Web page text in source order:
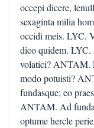
occepi dicere,
sexaginta milia
occidi meis. LYC.
dico quidem. LYC.
volatici? ANTAM.
modo potuisti?
fundasque; eo
ANTAM. Ad
optume hercle